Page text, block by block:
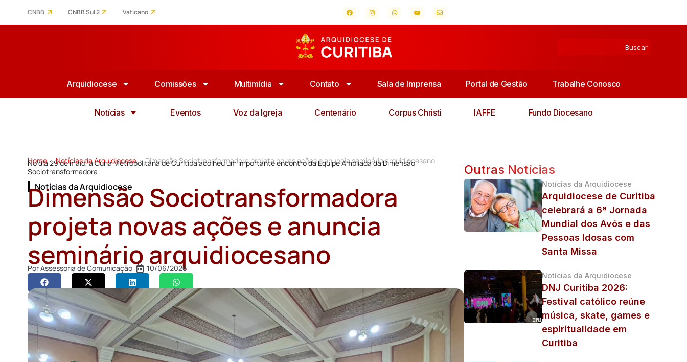
CNBB CNBB Sul 2 Vaticano
Arquidiocese Comissões Multimídia Contato Sala de Imprensa Portal de Gestão Trabalhe Conosco
Notícias Eventos Voz da Igreja Centenário Corpus Christi IAFFE Fundo Diocesano
Home > Notícias da Arquidiocese > Dimensão Sociotransformadora projeta novas ações e anuncia seminário arquidiocesano
No dia 29 de maio, a Cúria Metropolitana de Curitiba acolheu um importante encontro da Equipe Ampliada da Dimensão
Sociotransformadora
Notícias da Arquidiocese
Dimensão Sociotransformadora
projeta novas ações e anuncia
seminário arquidiocesano
PorAssessoria de Comunicação 10/06/2026
Outras Notícias
Notícias da Arquidiocese
Arquidiocese de Curitiba
celebrará a 6ª Jornada
Mundial dos Avós e das
Pessoas Idosas com
Santa Missa
Notícias da Arquidiocese
DNJ Curitiba 2026:
Festival católico reúne
música, skate, games e
espiritualidade em
Curitiba